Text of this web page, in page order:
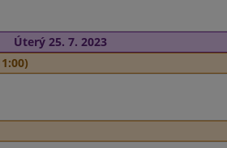
Úterý 25. 7. 2023